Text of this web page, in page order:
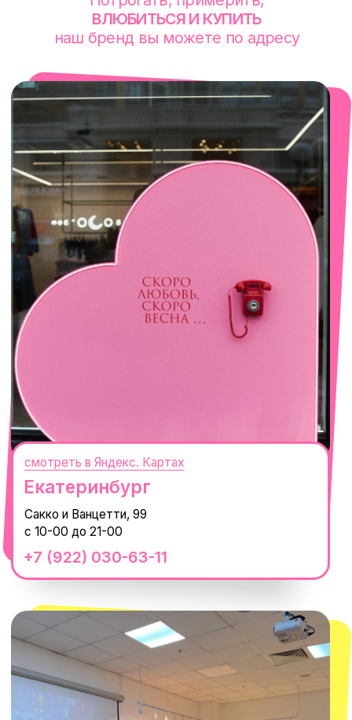
Екатеринбург
Сакко и Ванцетти, 99
+7 (922) 030-63-11
с 10-00 до 21-00
смотреть в Яндекс. Картах
Сочи
Село Эстосадок, ТРЦ Горки Молл,
Горная Карусель, 3
+7 (919) 374-04-04
с 10-00 до 22-00
смотреть в Яндекс. Картах